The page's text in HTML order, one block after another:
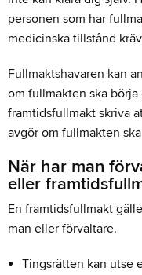
personen som har
medicinska tillstånd
Fullmaktshavaren kan
om fullmakten ska
framtidsfullmakt skriva
avgör om fullmakten
När har man
eller
En framtidsfullmakt
man eller förvaltare.
Tingsrätten kan utse